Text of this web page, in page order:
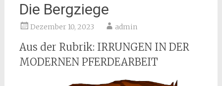
Die Bergziege
Dezember 10, 2023 admin
Aus der Rubrik: IRRUNGEN IN DER
MODERNEN PFERDEARBEIT